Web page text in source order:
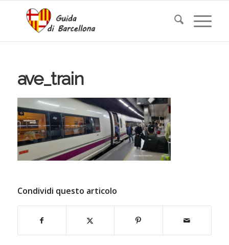
ave_train
Condividi questo articolo